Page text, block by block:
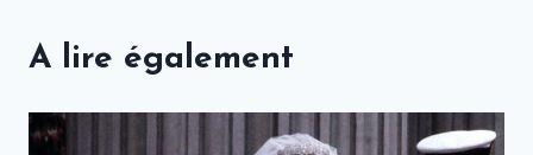
A lire également